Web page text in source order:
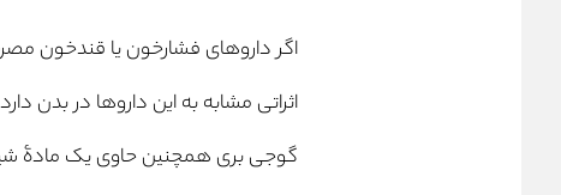
اگر داروهای فشارخون یا قندخون
اثراتی مشابه به این داروها در بدن
گوجی بری همچنین حاوی یک مادۀ